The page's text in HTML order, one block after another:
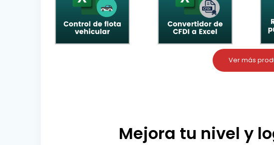
Ver más
Mejora tu nivel y